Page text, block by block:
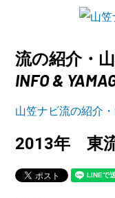
流の紹介・
INFO &
山笠ナビ流の紹介
2013年 東